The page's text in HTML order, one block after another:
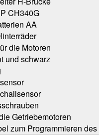
CH340G
AA
die Motoren
und schwarz
Getriebemotoren
zum Programmieren